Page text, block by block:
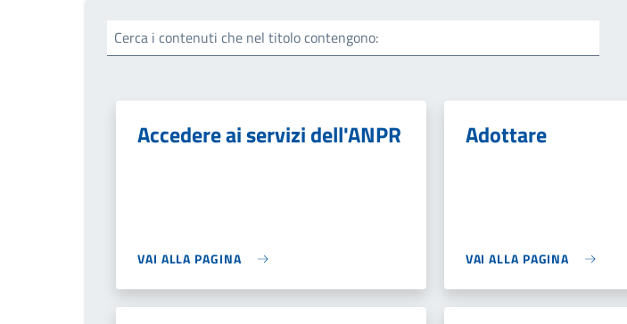
Cerca i contenuti che nel titolo contengono:
Accedere ai servizi dell'ANPR
VAI ALLA PAGINA
Adottare
VAI ALLA PAGINA